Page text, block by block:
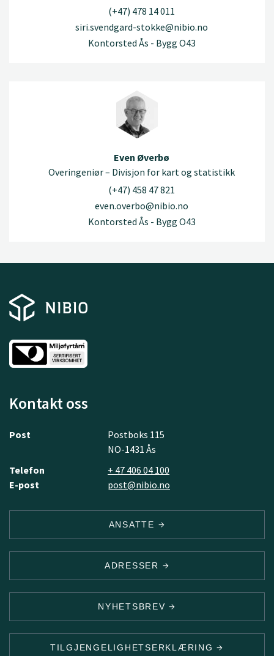
(+47) 478 14 011
siri.svendgard-stokke@nibio.no
Kontorsted Ås - Bygg O43
Even Øverbø
Overingeniør – Divisjon for kart og statistikk
(+47) 458 47 821
even.overbo@nibio.no
Kontorsted Ås - Bygg O43
Kontakt oss
Post
Postboks 115
NO-1431 Ås
Telefon
+ 47 406 04 100
E-post
post@nibio.no
ANSATTE
ADRESSER
NYHETSBREV
TILGJENGELIGHETSERKLÆRING